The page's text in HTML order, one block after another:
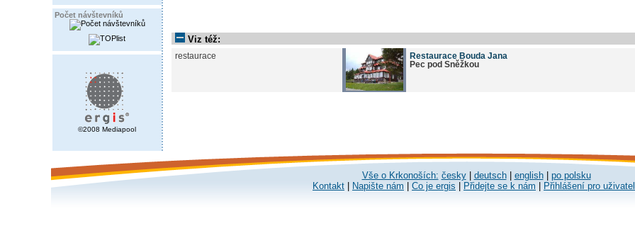
Počet návštevníků
©2008 Mediapool
Viz též:
restaurace
Restaurace Bouda Jana
Pec pod Sněžkou
Vše o Krkonoších: česky| deutsch| english| po polsku
Kontakt
Napište nám Co je ergis Přidejte se k nám Přihlášení pro